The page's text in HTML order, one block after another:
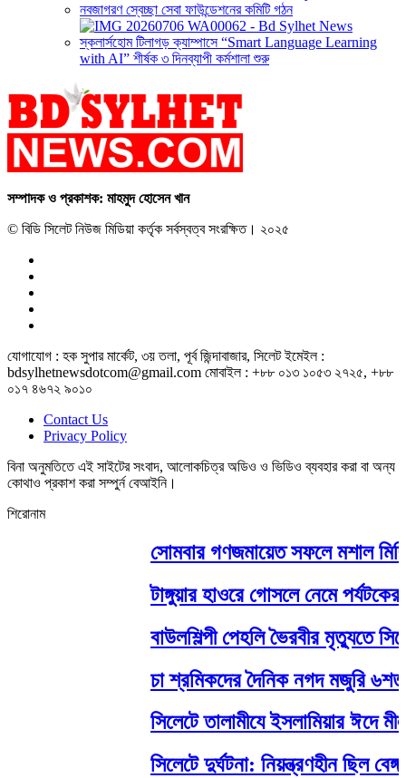
নবজাগরণ স্বেচ্ছা সেবা ফাউন্ডেশনের কমিটি গঠন
স্কলার্সহোম টিলাগড় ক্যাম্পাসে “Smart Language Learning
with AI” শীর্ষক ৩ দিনব্যাপী কর্মশালা শুরু
সম্পাদক ও প্রকাশক: মাহমুদ হোসেন খান
© বিডি সিলেট নিউজ মিডিয়া কর্তৃক সর্বস্বত্ব সংরক্ষিত। ২০২৫
যোগাযোগ : হক সুপার মার্কেট, ৩য় তলা, পূর্ব জিন্দাবাজার, সিলেট ইমেইল :
bdsylhetnewsdotcom@gmail.com মোবাইল : +৮৮ ০১৩ ১০৫৩ ২৭২৫, +৮৮
০১৭ ৪৬৭২ ৯০১০
Contact Us
Privacy Policy
বিনা অনুমতিতে এই সাইটের সংবাদ, আলোকচিত্র অডিও ও ভিডিও ব্যবহার করা বা অন্য
কোথাও প্রকাশ করা সম্পুর্ন বেআইনি।
শিরোনাম
সোমবার গণজমায়েত সফলে মশাল
টাঙ্গুয়ার হাওরে গোসলে নেমে পর্যটকের
বাউলশিল্পী পেহলি ভৈরবীর মৃত্যুতে
চা শ্রমিকদের দৈনিক নগদ মজুরি
সিলেটে তালামীযে ইসলামিয়ার ঈদে
সিলেটে দুর্ঘটনা: নিয়ন্ত্রণহীন ছিল